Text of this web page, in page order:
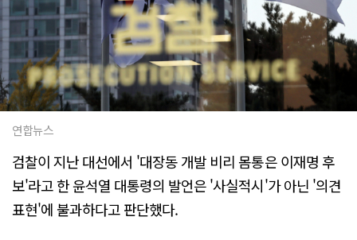
연합뉴스
검찰이 지난 대선에서 '대장동 개발 비리 몸통은 이재명 후
보'라고 한 윤석열 대통령의 발언은 '사실적시'가 아닌 '의견
표현'에 불과하다고 판단했다.